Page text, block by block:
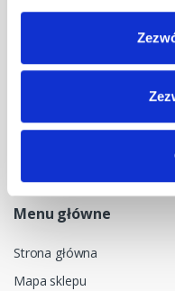
Dane kontaktowe
NIP: 5482614481, MDM
Menu główne
Strona główna
Mapa sklepu